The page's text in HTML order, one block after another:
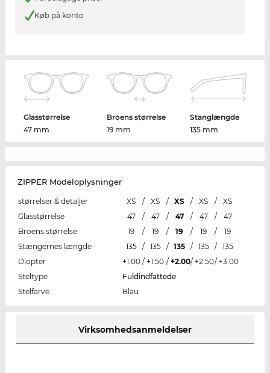
Køb på konto
Glasstørrelse
47 mm
Broens størrelse
19 mm
Stanglængde
135 mm
ZIPPER Modeloplysninger
størrelser & detaljer XS / XS / XS / XS /
XS
Glasstørrelse
47 / 47 / 47 / 47 /
47
Broens størrelse
19 / 19 / 19 / 19 /
19
Stængernes længde
135 / 135 / 135 / 135 /
135
Diopter
+1.00 / +1.50 / +2.00/ +2.50/ +3.00
Steltype
Fuldindfattede
Stelfarve
Blau
Virksomhedsanmeldelser